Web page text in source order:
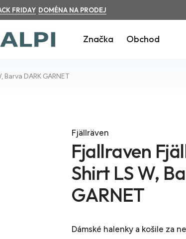
FRIDAY DOMÉNA NA PRODEJ
Značka Obchod
DARK GARNET
Fjällräven
Fjallraven
Shirt LS W,
GARNET
Dámské halenky a košile za